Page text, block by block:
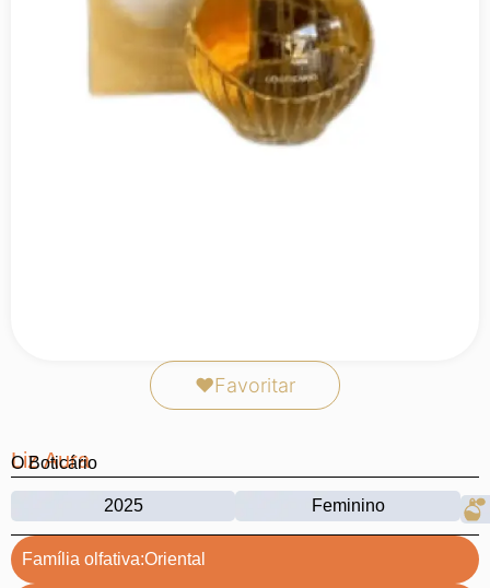
❤Favoritar
Liz Aura
O Boticário
2025 Feminino
Família olfativa:Oriental